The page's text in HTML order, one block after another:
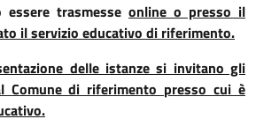
trasmesse online o presso il
il servizio educativo di riferimento.
delle istanze si invitano gli
Comune di riferimento presso cui è